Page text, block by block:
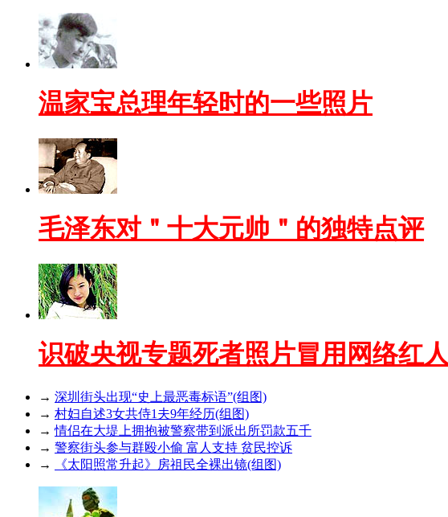
温家宝总理年轻时的一些照片
毛泽东对＂十大元帅＂的独特点评
识破央视专题死者照片冒用网络红人
→ 深圳街头出现“史上最恶毒标语”(组图)
→ 村妇自述3女共侍1夫9年经历(组图)
→情侣在大堤上拥抱被警察带到派出所罚款五千
→ 警察街头参与群殴小偷 富人支持 贫民控诉
→
《太阳照常升起》房祖民全裸出镜(组图)